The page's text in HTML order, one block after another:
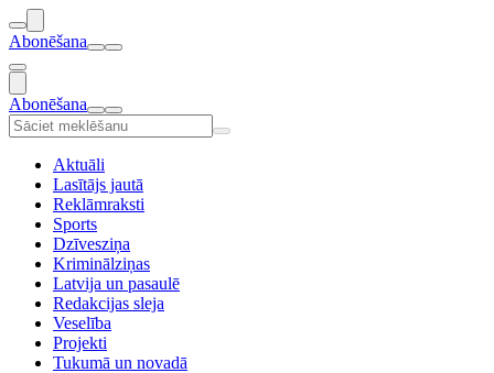
Abonēšana
Abonēšana
Aktuāli
Lasītājs jautā
Reklāmraksti
Sports
Dzīvesziņa
Kriminālziņas
Latvija un pasaulē
Redakcijas sleja
Veselība
Projekti
Tukumā un novadā